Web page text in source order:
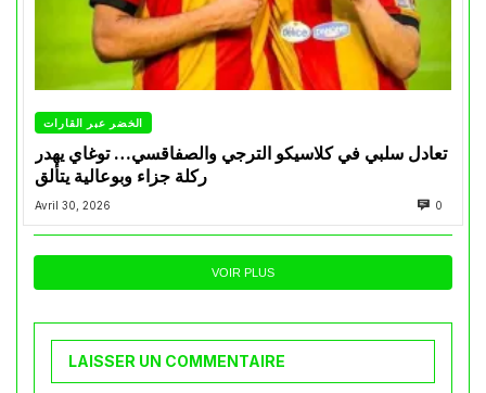
الخضر عبر القارات
تعادل سلبي في كلاسيكو الترجي والصفاقسي… توغاي يهدر
ركلة جزاء وبوعالية يتألق
Avril 30, 2026 0
VOIR PLUS
LAISSER UN COMMENTAIRE